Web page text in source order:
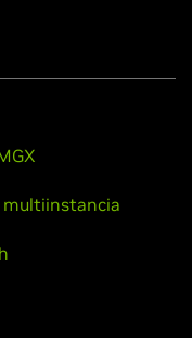
multiinstancia